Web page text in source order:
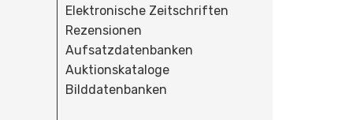
Elektronische Zeitschriften
Rezensionen
Aufsatzdatenbanken
Auktionskataloge
Bilddatenbanken